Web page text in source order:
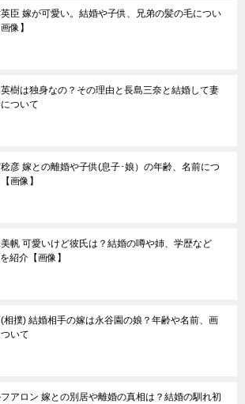
臣 嫁が可愛い。結婚や子供、兄弟の髪の毛につい
像】
樹は独身なの？その理由と長島三奈と結婚して妻
ついて
彦 嫁との離婚や子供(息子･娘）の年齢、名前につ
画像】
帆 可愛いけど彼氏は？結婚の噂や姉、学歴など
紹介【画像】
相撲) 結婚相手の嫁は永谷園の娘？年齢や名前、画
いて
アロン 嫁との別居や離婚の真相は？結婚の馴れ初